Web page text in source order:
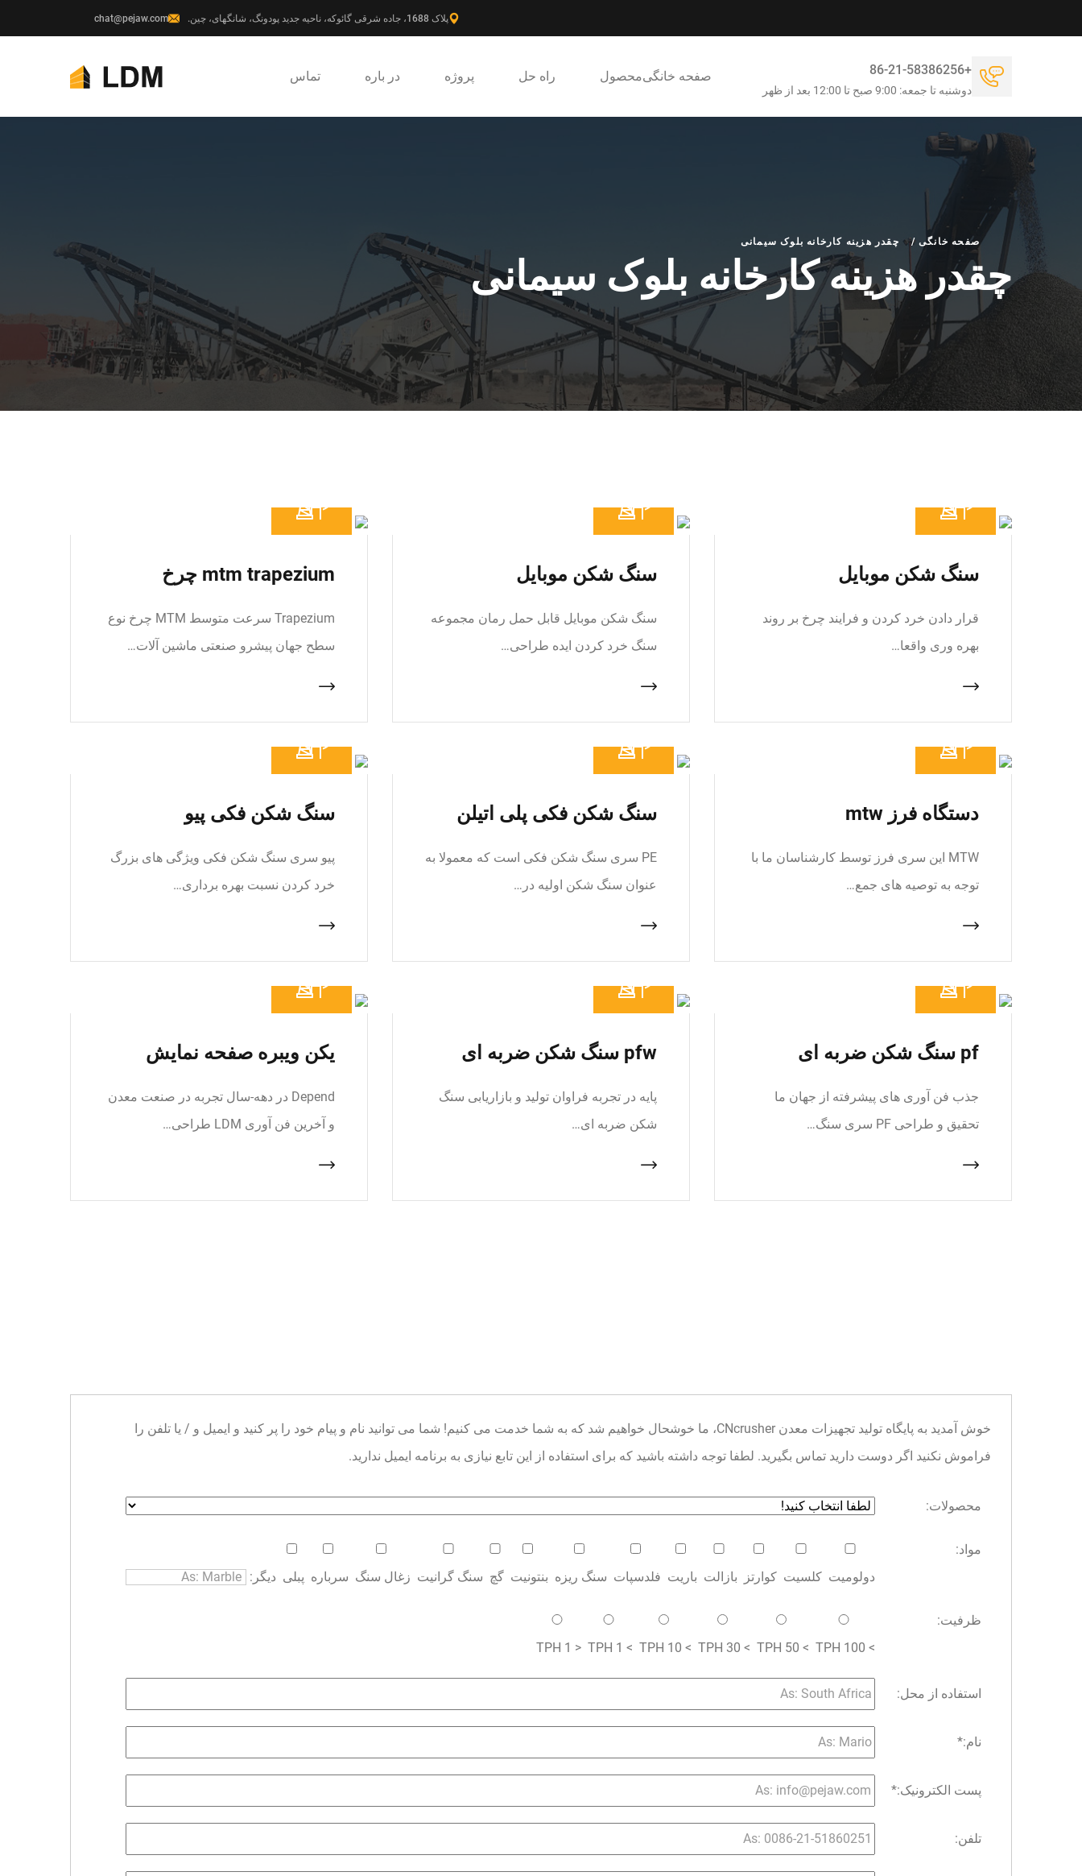
پلاک 1688، جاده شرقی گائوکه، ناحیه جدید پودونگ، شانگهای، چین. chat@pejaw.com
صفحه خانگیمحصول راه حل پروژه در باره تماس +86-21-58386256
دوشنبه تا جمعه: 9:00 صبح تا 12:00 بعد از ظهر
صفحه خانگی / چقدر هزینه کارخانه بلوک سیمانی
چقدر هزینه کارخانه بلوک سیمانی
سنگ شکن موبایل
قرار دادن خرد کردن و فرایند چرخ بر روند
بهره وری واقعا…
سنگ شکن موبایل
سنگ شکن موبایل قابل حمل رمان مجموعه
سنگ خرد کردن ایده طراحی…
mtm trapezium چرخ
Trapezium سرعت متوسط MTM چرخ نوع
سطح جهان پیشرو صنعتی ماشین آلات…
دستگاه فرز mtw
MTW این سری فرز توسط کارشناسان ما با
توجه به توصیه های جمع…
سنگ شکن فکی پلی اتیلن
PE سری سنگ شکن فکی است که معمولا به
عنوان سنگ شکن اولیه در…
سنگ شکن فکی پیو
پیو سری سنگ شکن فکی ویژگی های بزرگ
خرد کردن نسبت بهره برداری…
pf سنگ شکن ضربه ای
جذب فن آوری های پیشرفته از جهان ما
تحقیق و طراحی PF سری سنگ…
pfw سنگ شکن ضربه ای
پایه در تجربه فراوان تولید و بازاریابی سنگ
شکن ضربه ای…
یکن ویبره صفحه نمایش
Depend در دهه-سال تجربه در صنعت معدن
و آخرین فن آوری LDM طراحی…
خوش آمدید به پایگاه تولید تجهیزات معدن CNcrusher، ما خوشحال خواهیم شد که به شما خدمت می کنیم! شما می توانید نام و پیام خود را پر کنید و ایمیل و / یا تلفن را
فراموش نکنید اگر دوست دارید تماس بگیرید. لطفا توجه داشته باشید که برای استفاده از این تابع نیازی به برنامه ایمیل ندارید.
محصولات:
مواد:
دولومیت کلسیت کوارتز بازالت باریت فلدسپات سنگ ریزه بنتونیت گچ سنگ گرانیت زغال سنگ سرباره پبلی دیگر:
ظرفیت:
> 100 TPH
> 50 TPH
> 30 TPH
> 10 TPH
> 1 TPH
< 1 TPH
استفاده از محل:
نام:*
پست الکترونیک:*
تلفن: